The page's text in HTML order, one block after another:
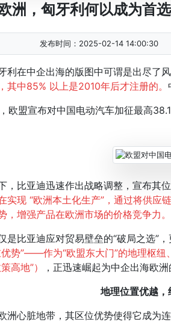
洲，匈牙利何以成为首
发布时间：2025-02-14 14:00:30
在中企出海的版图中可谓是出尽了
其中85% 以上是2010年后才注册的。
宣布对中国电动汽车加征最高
比亚迪迅速作出战略调整，宣布其
实现 “欧洲本土化生产”，通过将供应
，增强产品在欧洲市场的价格竞争力。
比亚迪应对贸易壁垒的“破局之选”，
势”——作为“欧盟东大门”的地理枢
高地”）
，正迅速崛起为中企出海欧
地理位置优越
心脏地带，其区位优势使得它成为